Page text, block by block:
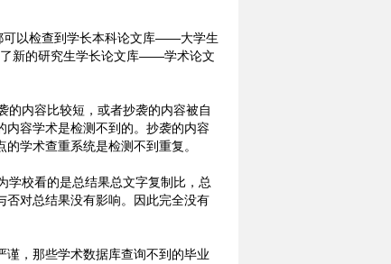
可以检查到学长本科论文库——大学生
新的研究生学长论文库——学术论文
的内容比较短，或者抄袭的内容被自
容学术是检测不到的。抄袭的内容
学术查重系统是检测不到重复。
学校看的是总结果总文字复制比，总
对总结果没有影响。因此完全没有
，那些学术数据库查询不到的毕业